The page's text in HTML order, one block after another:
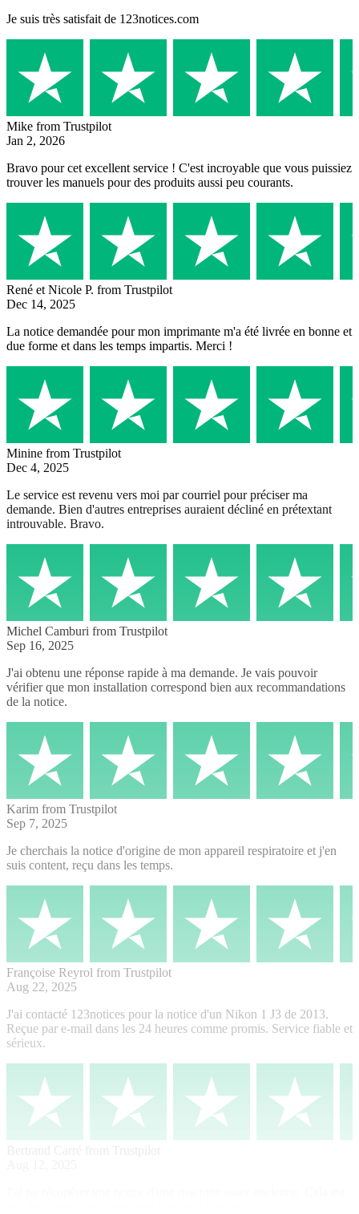
Je suis très satisfait de 123notices.com
Mike from Trustpilot
Jan 2, 2026
Bravo pour cet excellent service ! C'est incroyable que vous puissiez
trouver les manuels pour des produits aussi peu courants.
René et Nicole P. from Trustpilot
Dec 14, 2025
La notice demandée pour mon imprimante m'a été livrée en bonne et
due forme et dans les temps impartis. Merci !
Minine from Trustpilot
Dec 4, 2025
Le service est revenu vers moi par courriel pour préciser ma
demande. Bien d'autres entreprises auraient décliné en prétextant
introuvable. Bravo.
Michel Camburi from Trustpilot
Sep 16, 2025
J'ai obtenu une réponse rapide à ma demande. Je vais pouvoir
vérifier que mon installation correspond bien aux recommandations
de la notice.
Karim from Trustpilot
Sep 7, 2025
Je cherchais la notice d'origine de mon appareil respiratoire et j'en
suis content, reçu dans les temps.
Françoise Reyrol from Trustpilot
Aug 22, 2025
J'ai contacté 123notices pour la notice d'un Nikon 1 J3 de 2013.
Reçue par e-mail dans les 24 heures comme promis. Service fiable et
sérieux.